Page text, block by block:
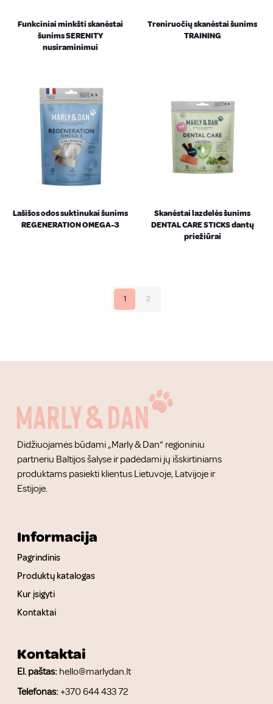
Funkciniai minkšti skanėstai
šunims SERENITY
nusiraminimui
Treniruočių skanėstai šunims
TRAINING
Lašišos odos suktinukai šunims
REGENERATION OMEGA-3
Skanėstai lazdelės šunims
DENTAL CARE STICKS dantų
priežiūrai
1 2
Didžiuojamės būdami „Marly & Dan“ regioniniu
partneriu Baltijos šalyse ir padėdami jų išskirtiniams
produktams pasiekti klientus Lietuvoje, Latvijoje ir
Estijoje.
Informacija
Pagrindinis
Produktų katalogas
Kur įsigyti
Kontaktai
Kontaktai
El. paštas: hello@marlydan.lt
Telefonas:+370 644 433 72